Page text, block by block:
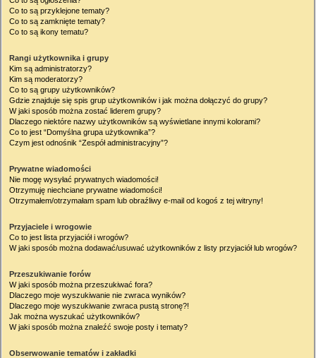
Co to są przyklejone tematy?
Co to są zamknięte tematy?
Co to są ikony tematu?
Rangi użytkownika i grupy
Kim są administratorzy?
Kim są moderatorzy?
Co to są grupy użytkowników?
Gdzie znajduje się spis grup użytkowników i jak można dołączyć do grupy?
W jaki sposób można zostać liderem grupy?
Dlaczego niektóre nazwy użytkowników są wyświetlane innymi kolorami?
Co to jest “Domyślna grupa użytkownika”?
Czym jest odnośnik “Zespół administracyjny”?
Prywatne wiadomości
Nie mogę wysyłać prywatnych wiadomości!
Otrzymuję niechciane prywatne wiadomości!
Otrzymałem/otrzymałam spam lub obraźliwy e-mail od kogoś z tej witryny!
Przyjaciele i wrogowie
Co to jest lista przyjaciół i wrogów?
W jaki sposób można dodawać/usuwać użytkowników z listy przyjaciół lub wrogów?
Przeszukiwanie forów
W jaki sposób można przeszukiwać fora?
Dlaczego moje wyszukiwanie nie zwraca wyników?
Dlaczego moje wyszukiwanie zwraca pustą stronę?!
Jak można wyszukać użytkowników?
W jaki sposób można znaleźć swoje posty i tematy?
Obserwowanie tematów i zakładki